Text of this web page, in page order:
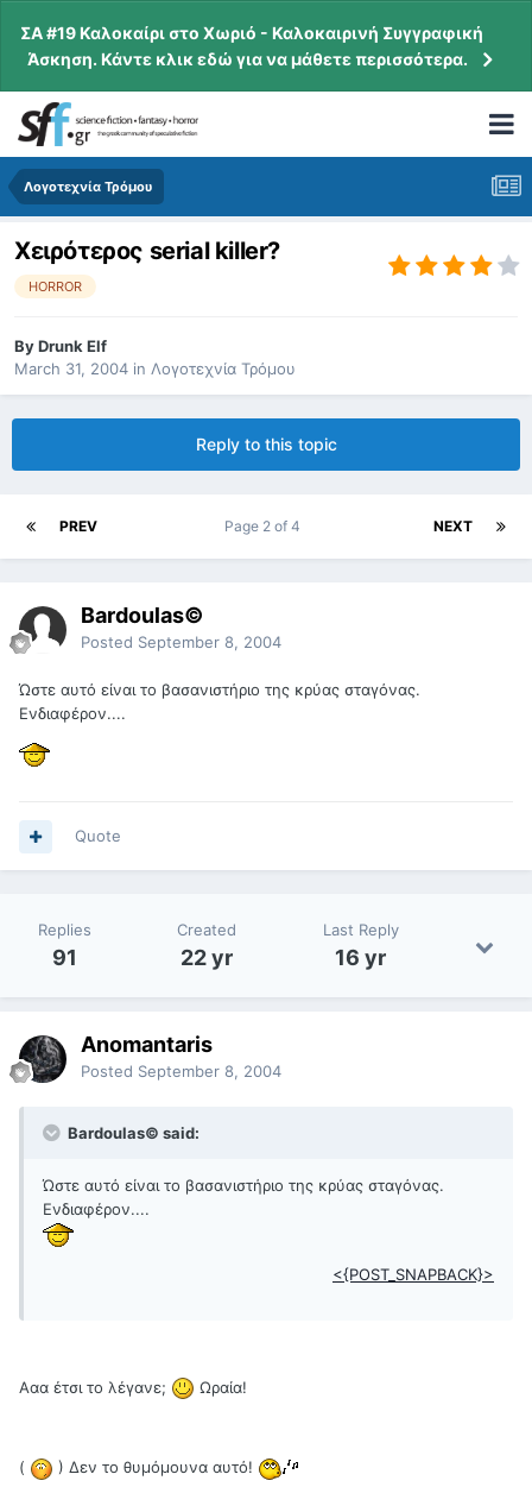
ΣΑ #19 Καλοκαίρι στο Χωριό - Καλοκαιρινή Συγγραφική
Άσκηση. Κάντε κλικ εδώ για να μάθετε περισσότερα.
Λογοτεχνία Τρόμου
Χειρότερος serial killer?
HORROR
ByDrunk Elf
March 31, 2004 in Λογοτεχνία Τρόμου
Reply to this topic
PREV NEXT
Page 2 of 4
Bardoulas©
Posted September 8, 2004
Ώστε αυτό είναι το βασανιστήριο της κρύας σταγόνας.
Ενδιαφέρον....
Quote
Replies
91
Created
22 yr
Last Reply
16 yr
Anomantaris
Posted September 8, 2004
Bardoulas© said:
Ώστε αυτό είναι το βασανιστήριο της κρύας σταγόνας.
Ενδιαφέρον....
<{POST_SNAPBACK}>
Ααα έτσι το λέγανε; Ωραία!
( ) Δεν το θυμόμουνα αυτό!